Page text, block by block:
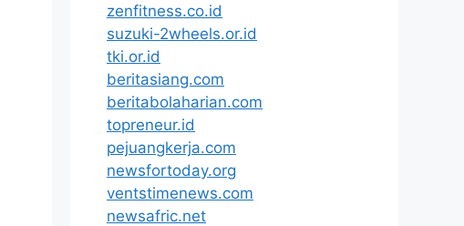
zenfitness.co.id
suzuki-2wheels.or.id
tki.or.id
beritasiang.com
beritabolaharian.com
topreneur.id
pejuangkerja.com
newsfortoday.org
ventstimenews.com
newsafric.net